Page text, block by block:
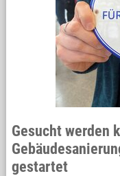
Gesucht werden
gestartet